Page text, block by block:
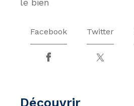
Facebook Twitter
découvrir